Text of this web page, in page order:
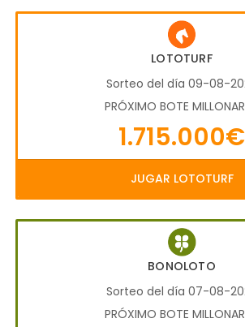
LOTOTURF
Sorteo del día 09-08-
PRÓXIMO BOTE
1.715.000€
JUGAR LOTOTURF
BONOLOTO
Sorteo del día 07-08-
PRÓXIMO BOTE